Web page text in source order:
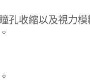
孔收縮以及視力